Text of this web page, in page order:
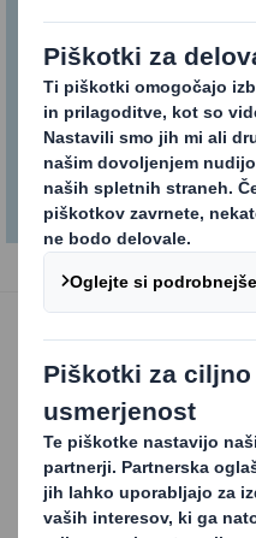
spoznajo vaše
optimalno
zagotavlja enako
uporabo